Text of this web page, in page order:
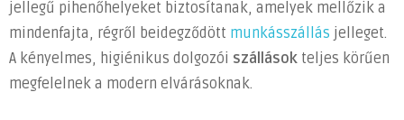
jellegű pihenőhelyeket biztosítanak, amelyek mellőzik a
mindenfajta, régről beidegződött munkásszállás jelleget.
A kényelmes, higiénikus dolgozói szállások teljes körűen
megfelelnek a modern elvárásoknak.